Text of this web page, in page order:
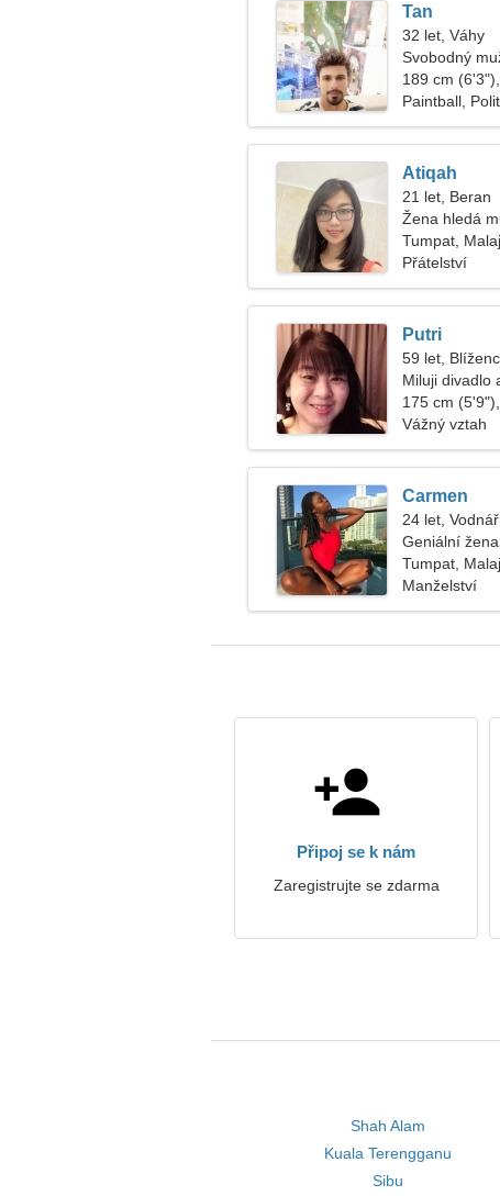
Tan
32 let, Váhy
Svobodný
189 cm
Paintball,
Atiqah
21 let, Beran
Žena hledá
Tumpat,
Přátelství
Putri
59 let,
Miluji divadlo
175 cm
Vážný vztah
Carmen
24 let, Vodnář
Geniální
Tumpat,
Manželství
Připoj se k nám
Zaregistrujte se zdarma
Shah Alam
Kuala Terengganu
Sibu